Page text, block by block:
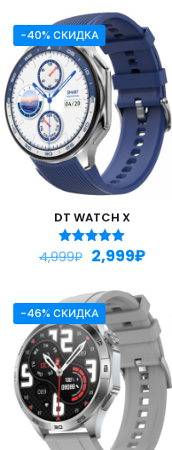
-40% СКИДКА
DT WATCH X
Оценка
5.00
4,999₽ 2,999₽
-46% СКИДКА